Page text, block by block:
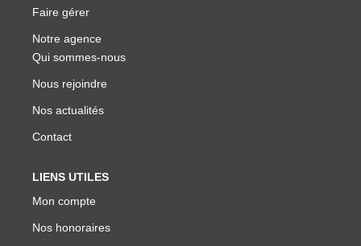
Faire gérer
Notre agence
Qui sommes-nous
Nous rejoindre
Nos actualités
Contact
LIENS UTILES
Mon compte
Nos honoraires